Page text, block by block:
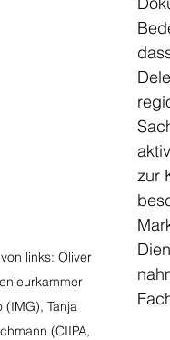
links: Oliver
Tanja
(CIIPA,
zur